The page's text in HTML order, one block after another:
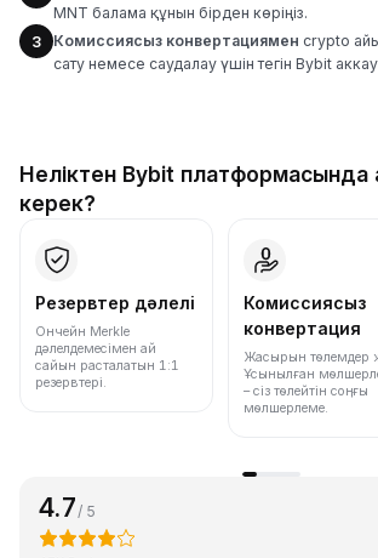
MNT балама құнын бірден көріңіз.
3
Комиссиясыз конвертациямен crypto
сату немесе саудалау үшін тегін Bybit
Неліктен Bybit платформасында
керек?
Резервтер дәлелі
Ончейн Merkle
дәлелдемесімен ай
сайын расталатын 1:1
резервтері.
Комиссиясыз
конвертация
Жасырын төлемдер
Ұсынылған
– сіз төлейтін соңғы
мөлшерлеме.
4.7 / 5